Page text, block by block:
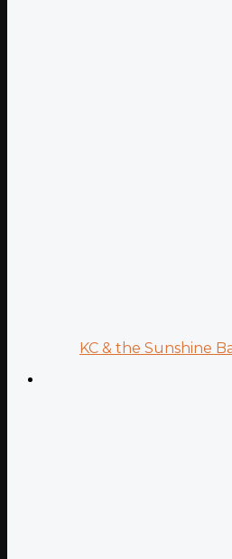
KC & the Sunshine